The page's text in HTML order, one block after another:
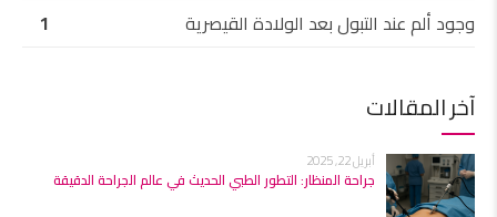
وجود ألم عند التبول بعد الولادة القيصرية
1
آخر المقالات
أبريل 22, 2025
جراحة المنظار: التطور الطبي الحديث في عالم الجراحة الدقيقة